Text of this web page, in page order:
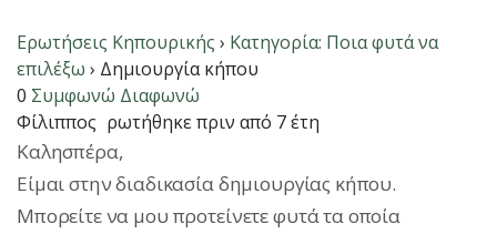
Ερωτήσεις Κηπουρικής › Κατηγορία: Ποια φυτά να
επιλέξω › Δημιουργία κήπου
0 Συμφωνώ Διαφωνώ
Φίλιππος ρωτήθηκε πριν από 7 έτη
Καλησπέρα,
Είμαι στην διαδικασία δημιουργίας κήπου.
Μπορείτε να μου προτείνετε φυτά τα οποία